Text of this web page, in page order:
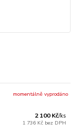
2 100 Kč/ks
1 736 Kč bez DPH
momentálně vyprodáno